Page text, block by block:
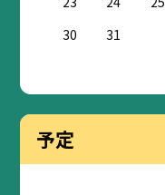
30
31
予定